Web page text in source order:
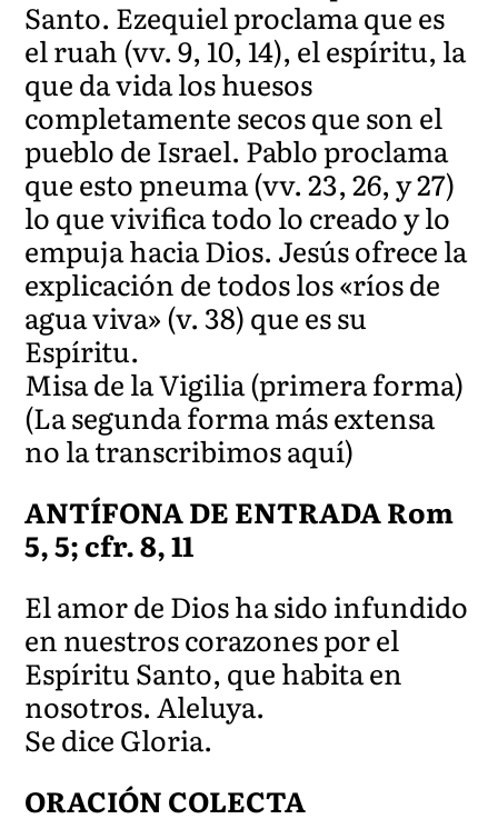
Santo. Ezequiel proclama que es
el ruah (vv. 9, 10, 14), el espíritu, la
que da vida los huesos
completamente secos que son el
pueblo de Israel. Pablo proclama
que esto pneuma (vv. 23, 26, y 27)
lo que vivifica todo lo creado y lo
empuja hacia Dios. Jesús ofrece la
explicación de todos los «ríos de
agua viva» (v. 38) que es su
Espíritu.
Misa de la Vigilia (primera forma)
(La segunda forma más extensa
no la transcribimos aquí)
ANTÍFONA DE ENTRADA Rom
5, 5; cfr. 8, 11
El amor de Dios ha sido infundido
en nuestros corazones por el
Espíritu Santo, que habita en
nosotros. Aleluya.
Se dice Gloria.
ORACIÓN COLECTA